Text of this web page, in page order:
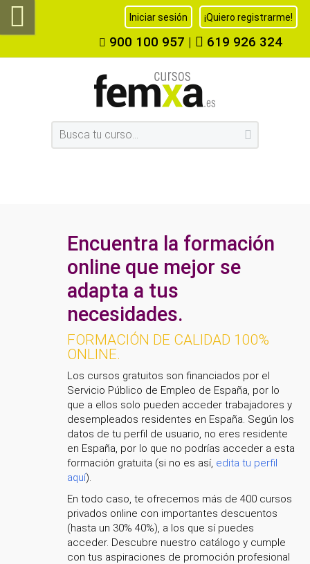
Iniciar sesión ¡Quiero registrarme!
900 100 957 | 619 926 324
Encuentra la formación
online que mejor se
adapta a tus
necesidades.
FORMACIÓN DE CALIDAD 100%
ONLINE.
Los cursos gratuitos son financiados por el
Servicio Público de Empleo de España, por lo
que a ellos solo pueden acceder trabajadores y
desempleados residentes en España. Según los
datos de tu perfil de usuario, no eres residente
en España, por lo que no podrías acceder a esta
formación gratuita (si no es así, edita tu perfil
aquí).
En todo caso, te ofrecemos más de 400 cursos
privados online con importantes descuentos
(hasta un 30% 40%), a los que sí puedes
acceder. Descubre nuestro catálogo y cumple
con tus aspiraciones de promoción profesional